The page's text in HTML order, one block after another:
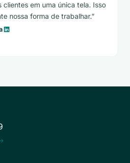
clientes em uma única tela. Isso
nossa forma de trabalhar.